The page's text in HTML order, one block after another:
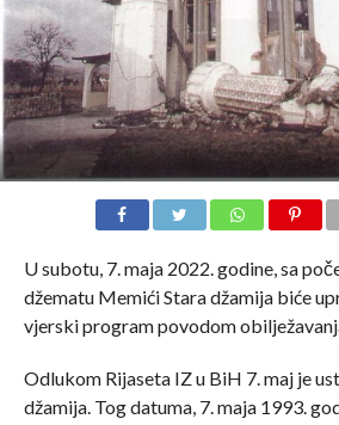
U subotu, 7. maja 2022. godine, sa
džematu Memići Stara džamija biće
vjerski program povodom
Odlukom Rijaseta IZ u BiH 7. maj je
džamija. Tog datuma, 7. maja 1993.